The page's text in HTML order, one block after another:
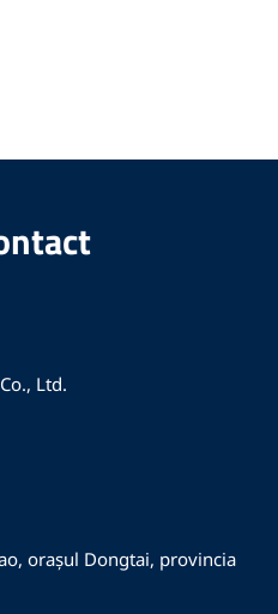
Co., Ltd.
orașul Dongtai, provincia